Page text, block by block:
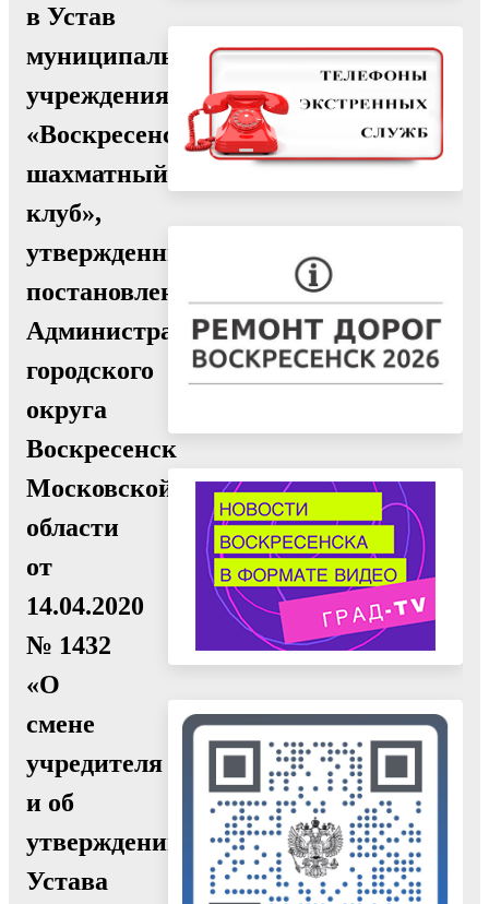
в Устав
муниципального
учреждения
«Воскресенский
шахматный
клуб»,
утвержденный
постановлением
Администрации
городского
округа
Воскресенск
Московской
области
от
14.04.2020
№ 1432
«О
смене
учредителя
и об
утверждении
Устава